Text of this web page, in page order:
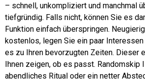
– schnell, unkompliziert und manchmal
tiefgründig. Falls nicht, können Sie es
Funktion einfach überspringen.
kostenlos, legen Sie ein paar
es zu Ihren bevorzugten Zeiten. Dieser
Ihnen zeigen, ob es passt. Randomskip
abendliches Ritual oder ein netter